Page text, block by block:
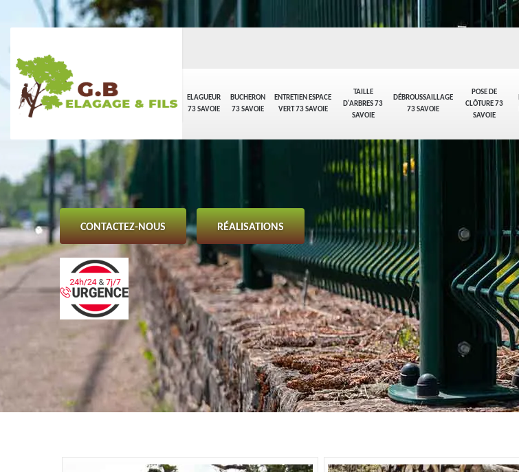
ELAGUEUR
73 SAVOIE
BUCHERON
73 SAVOIE
ENTRETIEN ESPACE
VERT 73 SAVOIE
TAILLE
D'ARBRES 73
SAVOIE
DÉBROUSSAILLAGE
73 SAVOIE
POSE DE
CLÔTURE 73
SAVOIE
CONTACTEZ-NOUS RÉALISATIONS